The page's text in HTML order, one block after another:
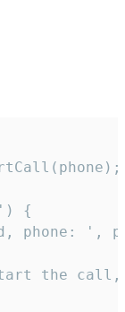
{
phone: ',
the